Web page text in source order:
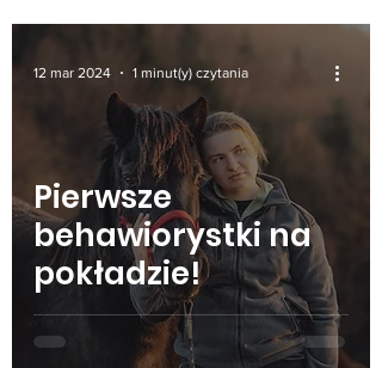
Pierwsze
behawiorystki na
pokładzie!
12 mar 2024 1 minut(y) czytania